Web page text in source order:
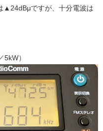
▲24dBμですが、十分電波は
）